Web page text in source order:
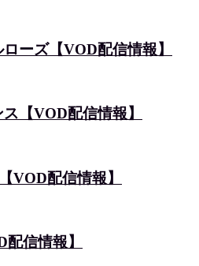
ーズ【VOD配信情報】
【VOD配信情報】
VOD配信情報】
信情報】